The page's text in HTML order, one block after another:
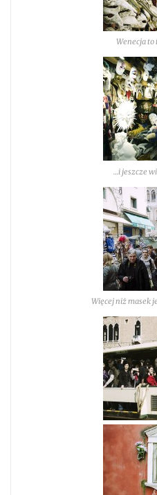
Wenecja to
…i jeszcze
Więcej niż masek